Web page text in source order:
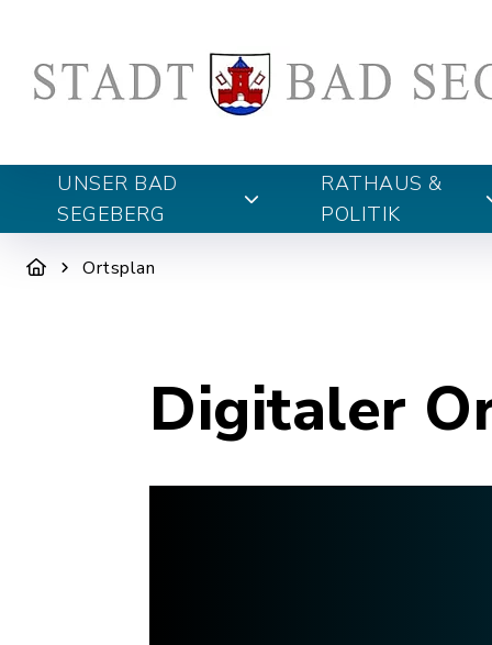
UNSER BAD
SEGEBERG
RATHAUS &
POLITIK
Ortsplan
Digitaler